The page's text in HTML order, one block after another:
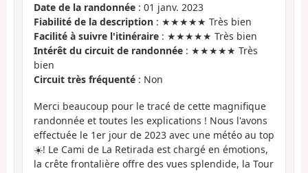
Date de la randonnée : 01 janv. 2023
Fiabilité de la description : ★★★★★ Très bien
Facilité à suivre l'itinéraire : ★★★★★ Très bien
Intérêt du circuit de randonnée : ★★★★★ Très
bien
Circuit très fréquenté : Non
Merci beaucoup pour le tracé de cette magnifique
randonnée et toutes les explications ! Nous l'avons
effectuée le 1er jour de 2023 avec une météo au top
☀️! Le Cami de La Retirada est chargé en émotions,
la crête frontalière offre des vues splendide, la Tour